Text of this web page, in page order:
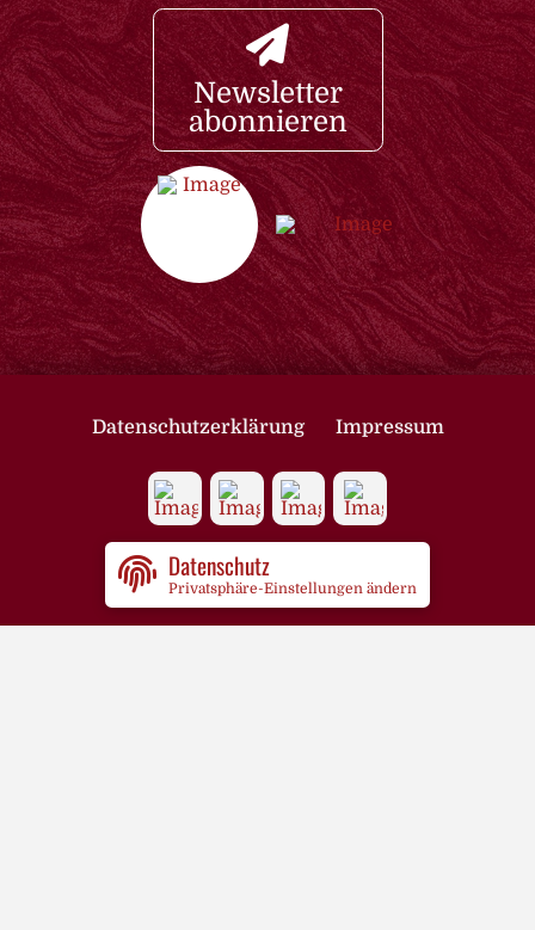
Newsletter
abonnieren
Datenschutzerklärung Impressum
Datenschutz
Privatsphäre-Einstellungen ändern